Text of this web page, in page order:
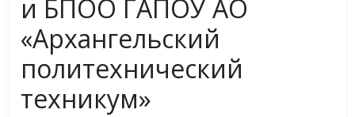
и БПОО ГАПОУ АО
«Архангельский
политехнический
техникум»